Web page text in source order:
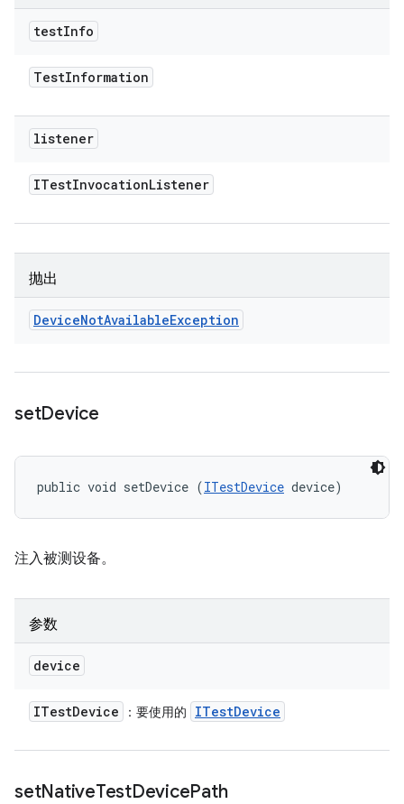
testInfo
TestInformation
listener
ITestInvocationListener
抛出
DeviceNotAvailableException
setDevice
public void setDevice (ITestDevice device)
注入被测设备。
参数
device
ITestDevice ：要使用的 ITestDevice
setNativeTestDevicePath